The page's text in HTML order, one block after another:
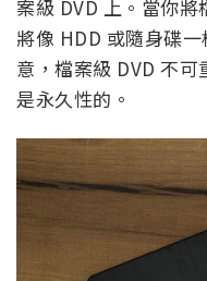
案級 DVD 上。當你
將像 HDD 或隨身碟
意，檔案級 DVD 不
是永久性的。